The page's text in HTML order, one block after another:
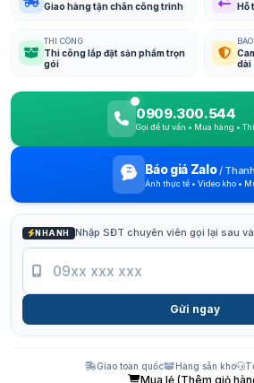
Giao hàng tận chân công trình Hỗ
THI CÔNG
Thi công lắp đặt sản phẩm trọn
gói
dài
0909.300.544
Gọi để tư vấn • Mua hàng •
Báo giá Zalo/
Ảnh thực tế • Video kho •
NHANH Nhập SĐT chuyên viên gọi lại sau
Gửi ngay
Giao toàn quốc Hàng sẵn kho
Mua lẻ (Thêm giỏ